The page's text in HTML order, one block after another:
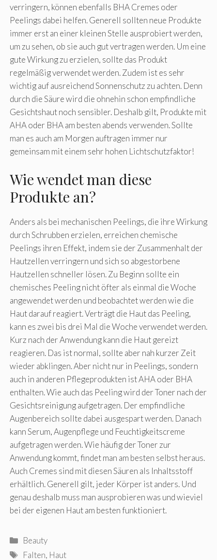
verringern, können ebenfalls BHA Cremes oder
Peelings dabei helfen. Generell sollten neue Produkte
immer erst an einer kleinen Stelle ausprobiert werden,
um zu sehen, ob sie auch gut vertragen werden. Um eine
gute Wirkung zu erzielen, sollte das Produkt
regelmäßig verwendet werden. Zudem ist es sehr
wichtig auf ausreichend Sonnenschutz zu achten. Denn
durch die Säure wird die ohnehin schon empfindliche
Gesichtshaut noch sensibler. Deshalb gilt, Produkte mit
AHA oder BHA am besten abends verwenden. Sollte
man es auch am Morgen auftragen immer nur
gemeinsam mit einem sehr hohen Lichtschutzfaktor!
Wie wendet man diese
Produkte an?
Anders als bei mechanischen Peelings, die ihre Wirkung
durch Schrubben erzielen, erreichen chemische
Peelings ihren Effekt, indem sie der Zusammenhalt der
Hautzellen verringern und sich so abgestorbene
Hautzellen schneller lösen. Zu Beginn sollte ein
chemisches Peeling nicht öfter als einmal die Woche
angewendet werden und beobachtet werden wie die
Haut darauf reagiert. Verträgt die Haut das Peeling,
kann es zwei bis drei Mal die Woche verwendet werden.
Kurz nach der Anwendung kann die Haut gereizt
reagieren. Das ist normal, sollte aber nah kurzer Zeit
wieder abklingen. Aber nicht nur in Peelings, sondern
auch in anderen Pflegeprodukten ist AHA oder BHA
enthalten. Wie auch das Peeling wird der Toner nach der
Gesichtsreinigung aufgetragen. Der empfindliche
Augenbereich sollte dabei ausgespart werden. Danach
kann Serum, Augenpflege und Feuchtigkeitscreme
aufgetragen werden. Wie häufig der Toner zur
Anwendung kommt, findet man am besten selbst heraus.
Auch Cremes sind mit diesen Säuren als Inhaltsstoff
erhältlich. Generell gilt, jeder Körper ist anders. Und
genau deshalb muss man ausprobieren was und wieviel
bei der eigenen Haut am besten funktioniert.
Kategorien
Beauty
Schlagwörter
Falten, Haut